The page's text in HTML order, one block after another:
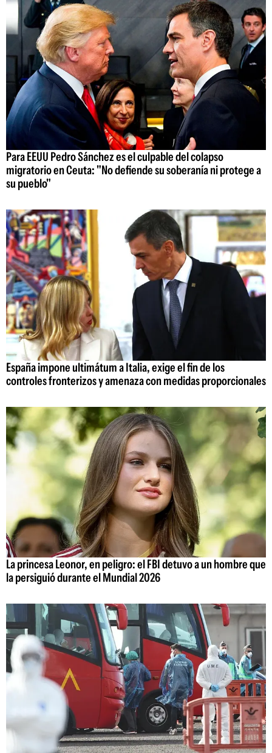
Para EEUU Pedro Sánchez es el culpable del colapso
migratorio en Ceuta: "No defiende su soberanía ni protege a
su pueblo"
España impone ultimátum a Italia, exige el fin de los
controles fronterizos y amenaza con medidas proporcionales
La princesa Leonor, en peligro: el FBI detuvo a un hombre que
la persiguió durante el Mundial 2026